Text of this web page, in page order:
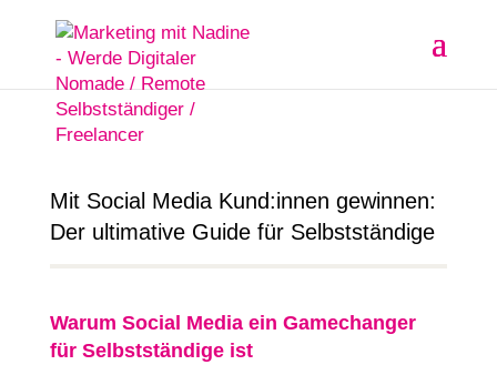
Mit Social Media Kund:innen gewinnen:
Der ultimative Guide für Selbstständige
Warum Social Media ein Gamechanger
für Selbstständige ist